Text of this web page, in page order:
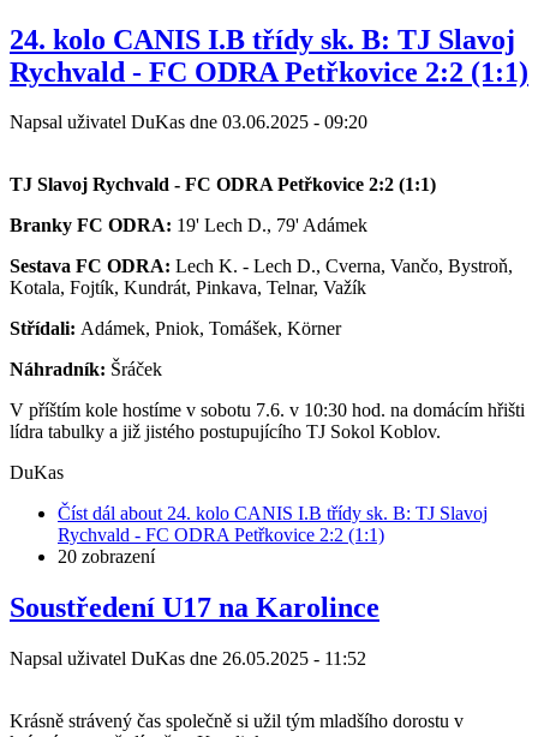
Predchádzajúci
Nasledujúci
24. kolo CANIS I.B třídy sk. B: TJ Slavoj
Rychvald - FC ODRA Petřkovice 2:2 (1:1)
Napsal uživatel DuKas dne 03.06.2025 - 09:20
TJ Slavoj Rychvald - FC ODRA Petřkovice 2:2 (1:1)
Branky FC ODRA: 19' Lech D., 79' Adámek
Sestava FC ODRA: Lech K. - Lech D., Cverna, Vančo, Bystroň,
Kotala, Fojtík, Kundrát, Pinkava, Telnar, Važík
Střídali: Adámek, Pniok, Tomášek, Körner
Náhradník: Šráček
V příštím kole hostíme v sobotu 7.6. v 10:30 hod. na domácím hřišti
lídra tabulky a již jistého postupujícího TJ Sokol Koblov.
DuKas
Číst dál about 24. kolo CANIS I.B třídy sk. B: TJ Slavoj
Rychvald - FC ODRA Petřkovice 2:2 (1:1)
20 zobrazení
Soustředení U17 na Karolince
Napsal uživatel DuKas dne 26.05.2025 - 11:52
Krásně strávený čas společně si užil tým mladšího dorostu v